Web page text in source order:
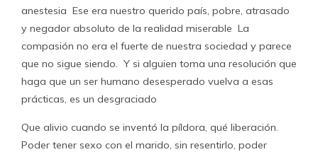
anestesia Ese era nuestro querido país, pobre, atrasado
y negador absoluto de la realidad miserable La
compasión no era el fuerte de nuestra sociedad y parece
que no sigue siendo. Y si alguien toma una resolución que
haga que un ser humano desesperado vuelva a esas
prácticas, es un desgraciado
Que alivio cuando se inventó la píldora, qué liberación.
Poder tener sexo con el marido, sin resentirlo, poder